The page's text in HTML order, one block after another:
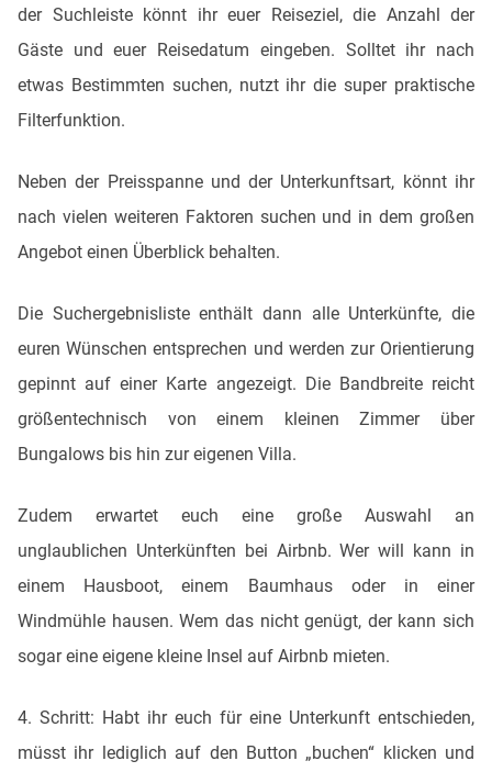
der Suchleiste könnt ihr euer Reiseziel, die Anzahl der
Gäste und euer Reisedatum eingeben. Solltet ihr nach
etwas Bestimmten suchen, nutzt ihr die super praktische
Filterfunktion.
Neben der Preisspanne und der Unterkunftsart, könnt ihr
nach vielen weiteren Faktoren suchen und in dem großen
Angebot einen Überblick behalten.
Die Suchergebnisliste enthält dann alle Unterkünfte, die
euren Wünschen entsprechen und werden zur Orientierung
gepinnt auf einer Karte angezeigt. Die Bandbreite reicht
größentechnisch von einem kleinen Zimmer über
Bungalows bis hin zur eigenen Villa.
Zudem erwartet euch eine große Auswahl an
unglaublichen Unterkünften bei Airbnb. Wer will kann in
einem Hausboot, einem Baumhaus oder in einer
Windmühle hausen. Wem das nicht genügt, der kann sich
sogar eine eigene kleine Insel auf Airbnb mieten.
4. Schritt: Habt ihr euch für eine Unterkunft entschieden,
müsst ihr lediglich auf den Button „buchen“ klicken und